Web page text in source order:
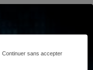
Continuer sans accepter